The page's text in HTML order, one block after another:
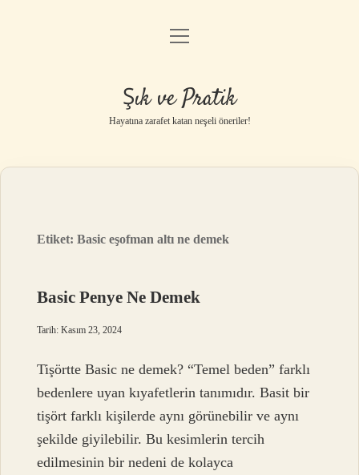
Anasayfa
Yasal Uyarı
menüyü
Şık ve Pratik
Hayatına zarafet katan neşeli öneriler!
Etiket:Basic eşofman altı ne demek
Basic Penye Ne Demek
Tarih: Kasım 23, 2024
Tişörtte Basic ne demek? “Temel beden” farklı
bedenlere uyan kıyafetlerin tanımıdır. Basit bir
tişört farklı kişilerde aynı görünebilir ve aynı
şekilde giyilebilir. Bu kesimlerin tercih
edilmesinin bir nedeni de kolayca